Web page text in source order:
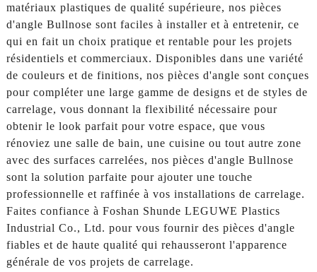
matériaux plastiques de qualité supérieure, nos pièces
d'angle Bullnose sont faciles à installer et à entretenir, ce
qui en fait un choix pratique et rentable pour les projets
résidentiels et commerciaux. Disponibles dans une variété
de couleurs et de finitions, nos pièces d'angle sont conçues
pour compléter une large gamme de designs et de styles de
carrelage, vous donnant la flexibilité nécessaire pour
obtenir le look parfait pour votre espace, que vous
rénoviez une salle de bain, une cuisine ou tout autre zone
avec des surfaces carrelées, nos pièces d'angle Bullnose
sont la solution parfaite pour ajouter une touche
professionnelle et raffinée à vos installations de carrelage.
Faites confiance à Foshan Shunde LEGUWE Plastics
Industrial Co., Ltd. pour vous fournir des pièces d'angle
fiables et de haute qualité qui rehausseront l'apparence
générale de vos projets de carrelage.